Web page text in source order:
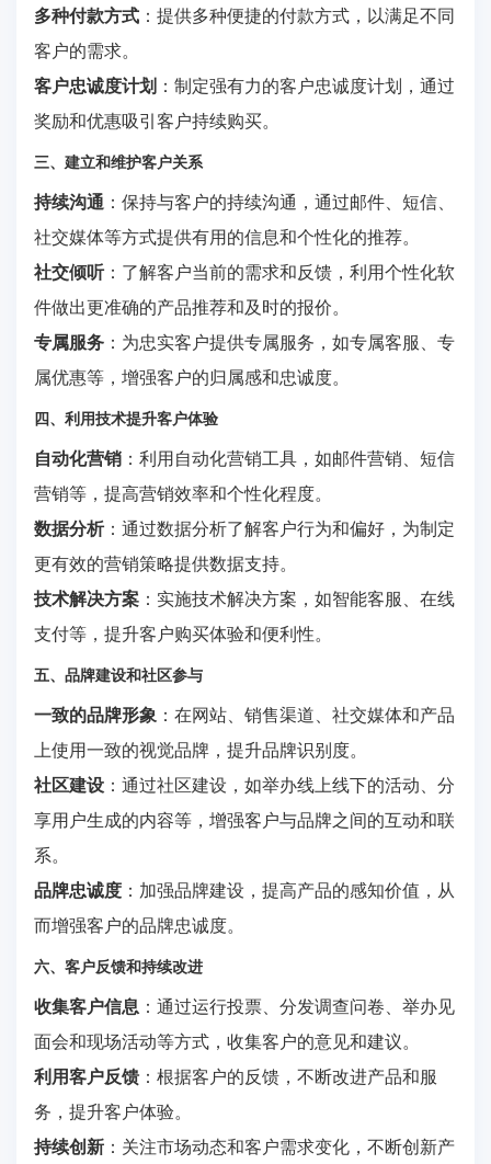
多种付款方式 ：提供多种便捷的付款方式，以满足不同
客户的需求。
客户忠诚度计划 ：制定强有力的客户忠诚度计划，通过
奖励和优惠吸引客户持续购买。
三、建立和维护客户关系
持续沟通 ：保持与客户的持续沟通，通过邮件、短信、
社交媒体等方式提供有用的信息和个性化的推荐。
社交倾听：了解客户当前的需求和反馈，利用个性化软
件做出更准确的产品推荐和及时的报价。
专属服务 ：为忠实客户提供专属服务，如专属客服、专
属优惠等，增强客户的归属感和忠诚度。
四、利用技术提升客户体验
自动化营销 ：利用自动化营销工具，如邮件营销、短信
营销等，提高营销效率和个性化程度。
数据分析：通过数据分析了解客户行为和偏好，为制定
更有效的营销策略提供数据支持。
技术解决方案 ：实施技术解决方案，如智能客服、在线
支付等，提升客户购买体验和便利性。
五、品牌建设和社区参与
一致的品牌形象 ：在网站、销售渠道、社交媒体和产品
上使用一致的视觉品牌，提升品牌识别度。
社区建设 ：通过社区建设，如举办线上线下的活动、分
享用户生成的内容等，增强客户与品牌之间的互动和联
系。
品牌忠诚度 ：加强品牌建设，提高产品的感知价值，从
而增强客户的品牌忠诚度。
六、客户反馈和持续改进
收集客户信息 ：通过运行投票、分发调查问卷、举办见
面会和现场活动等方式，收集客户的意见和建议。
利用客户反馈 ：根据客户的反馈，不断改进产品和服
务，提升客户体验。
持续创新 ：关注市场动态和客户需求变化，不断创新产